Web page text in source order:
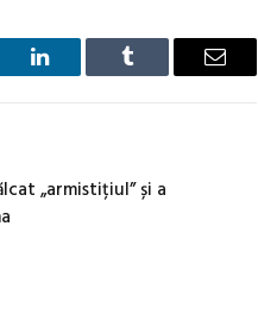
LinkedIn Tumblr Email
„armistițiul” și a